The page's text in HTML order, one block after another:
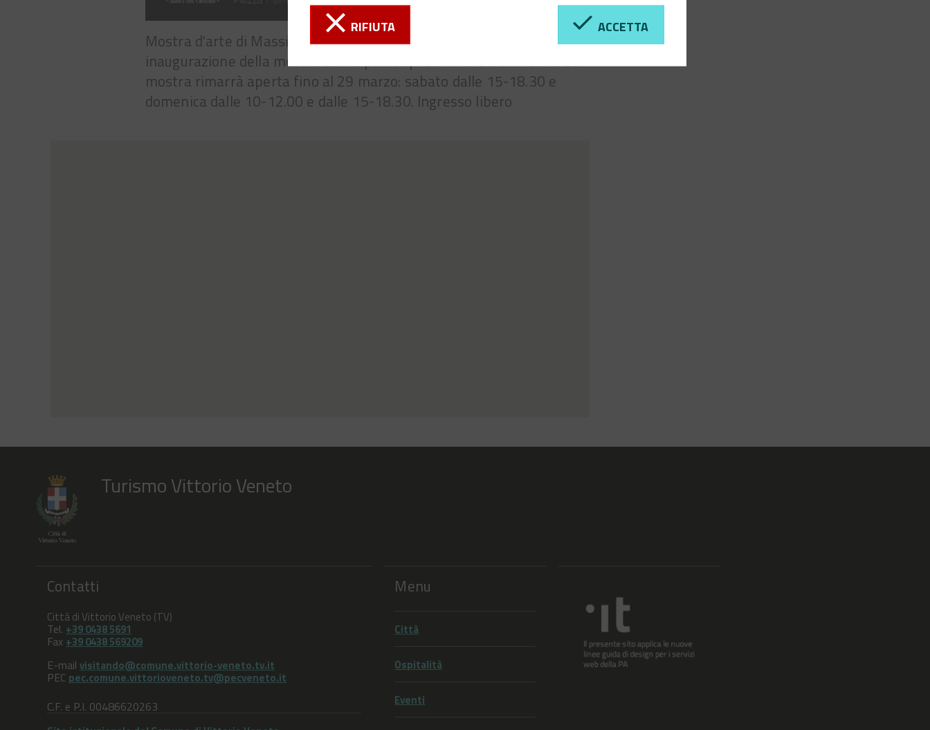
RIFIUTA ACCETTA
Mostra d'arte di Massimiliana Sonego. Sabato 15 febbraio alle ore 18
inaugurazione della mostra con la partecipazione di Lorena Gava. La
mostra rimarrà aperta fino al 29 marzo: sabato dalle 15-18.30 e
domenica dalle 10-12.00 e dalle 15-18.30. Ingresso libero
Turismo Vittorio Veneto
Contatti
Città di Vittorio Veneto (TV)
Tel. +39 0438 5691
Fax +39 0438 569209
E-mail visitando@comune.vittorio-veneto.tv.it
PEC pec.comune.vittorioveneto.tv@pecveneto.it
C.F. e P.I. 00486620263
Menu
Città
Ospitalità
Eventi